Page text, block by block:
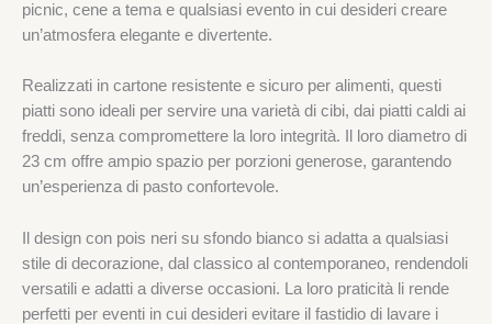
picnic, cene a tema e qualsiasi evento in cui desideri creare
un’atmosfera elegante e divertente.
Realizzati in cartone resistente e sicuro per alimenti, questi
piatti sono ideali per servire una varietà di cibi, dai piatti caldi ai
freddi, senza compromettere la loro integrità. Il loro diametro di
23 cm offre ampio spazio per porzioni generose, garantendo
un’esperienza di pasto confortevole.
Il design con pois neri su sfondo bianco si adatta a qualsiasi
stile di decorazione, dal classico al contemporaneo, rendendoli
versatili e adatti a diverse occasioni. La loro praticità li rende
perfetti per eventi in cui desideri evitare il fastidio di lavare i